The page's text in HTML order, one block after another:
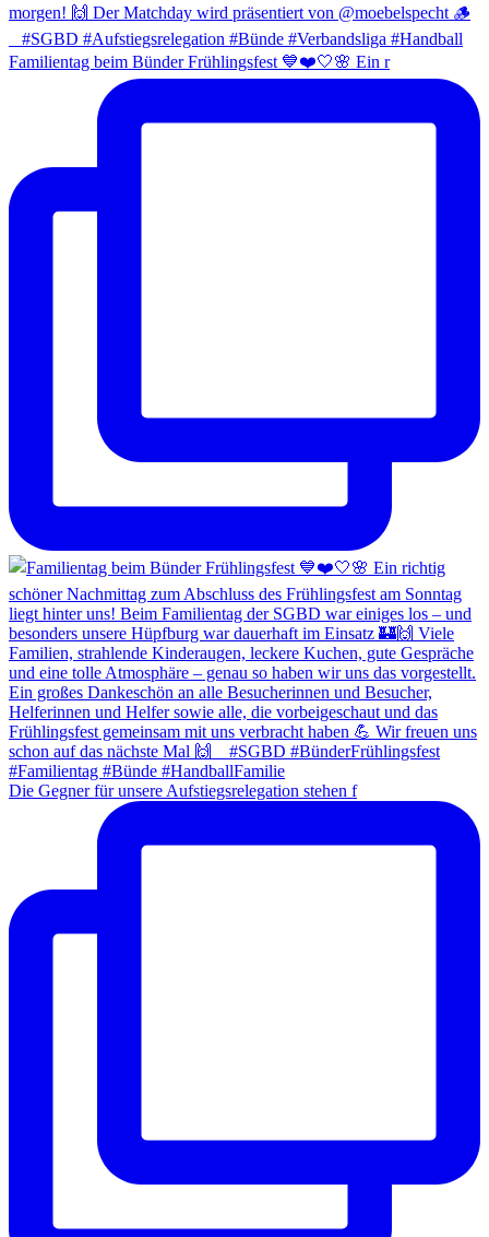
Familientag beim Bünder Frühlingsfest 💙❤️🤍🌸 Ein r
Die Gegner für unsere Aufstiegsrelegation stehen f